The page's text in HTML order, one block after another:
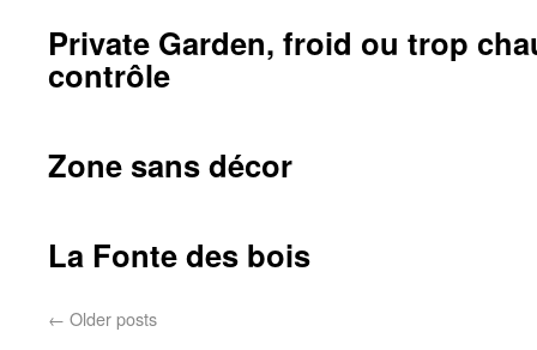
Private Garden, froid ou trop
contrôle
Zone sans décor
La Fonte des bois
← Older posts